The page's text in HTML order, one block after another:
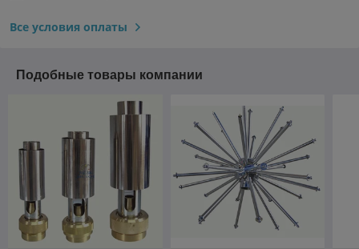
Все условия оплаты
Подобные товары компании